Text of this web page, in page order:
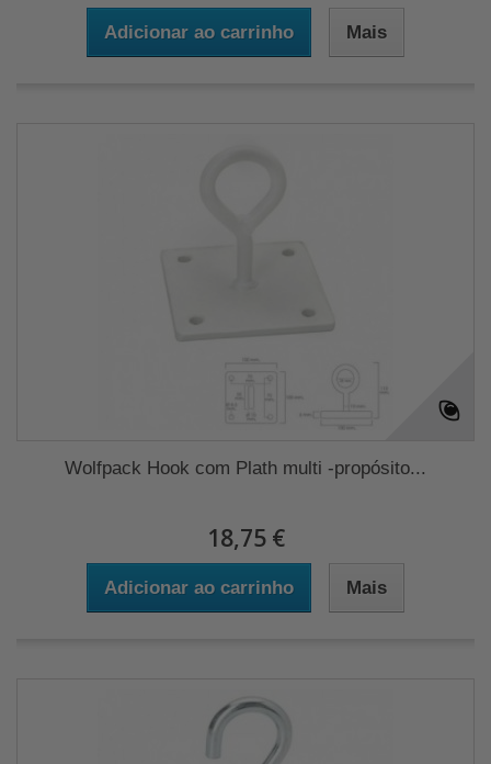
Adicionar ao carrinho Mais
Wolfpack Hook com Plath multi -propósito...
18,75 €
Adicionar ao carrinho Mais